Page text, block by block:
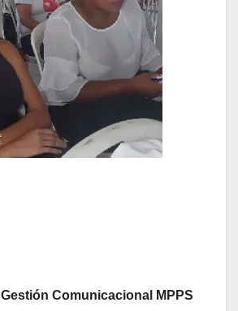
Gestión Comunicacional MPPS